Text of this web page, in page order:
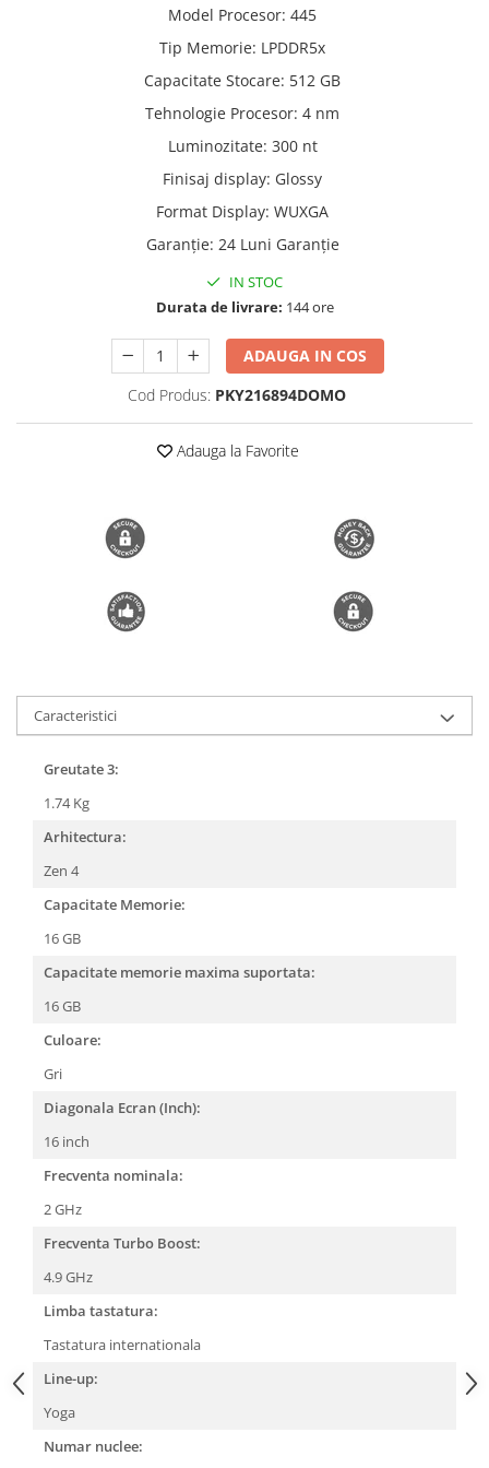
Trimmere si Fierastrae
Model Procesor: 445
Tip Memorie: LPDDR5x
Capacitate Stocare: 512 GB
Tehnologie Procesor: 4 nm
Luminozitate: 300 nt
Finisaj display: Glossy
Format Display: WUXGA
Garanție: 24 Luni Garanție
IN STOC
Durata de livrare: 144 ore
ADAUGA IN COS
Cod Produs: PKY216894DOMO
Adauga la Favorite
Caracteristici
Greutate 3:
1.74 Kg
Arhitectura:
Zen 4
Capacitate Memorie:
16 GB
Capacitate memorie maxima suportata:
16 GB
Culoare:
Gri
Diagonala Ecran (Inch):
16 inch
Frecventa nominala:
2 GHz
Frecventa Turbo Boost:
4.9 GHz
Limba tastatura:
Tastatura internationala
Line-up:
Yoga
Numar nuclee: